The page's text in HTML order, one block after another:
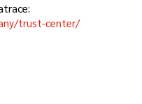
trust-center/